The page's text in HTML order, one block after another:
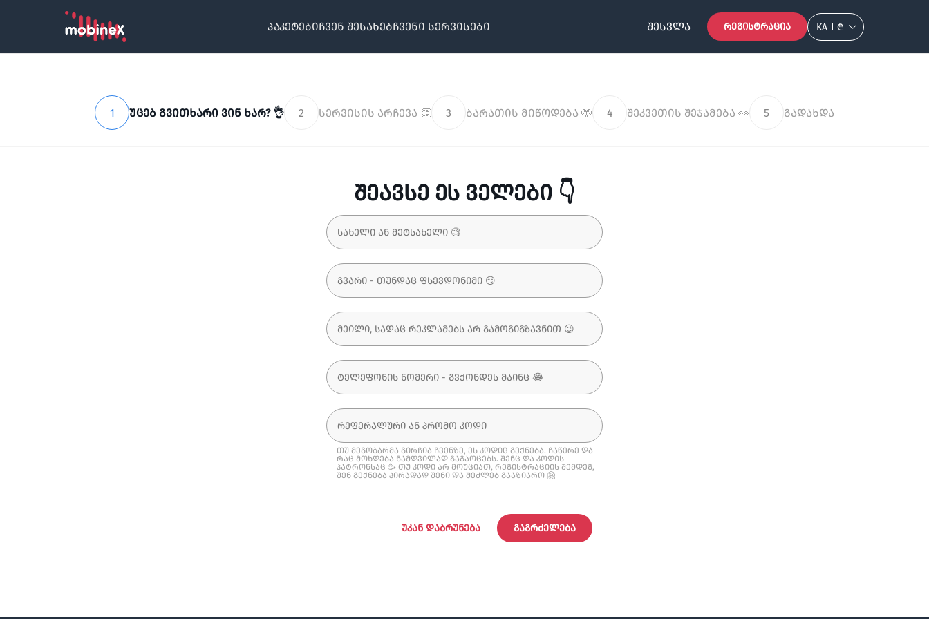
პაკეტებიჩვენ შესახებჩვენი სერვისები ᲨᲔᲡᲕᲚᲐ ᲠᲔᲒᲘᲡᲢᲠᲐᲪᲘᲐ KA ₾
1 უცებ გვითხარი ვინ ხარ? 👌 2 სერვისის არჩევა 👏 3 ბარათის მიწოდება 🤲 4 შეკვეთის შეჯამება 👀 5 გადახდა
შეავსე ეს ველები 👇
თუ მეგობარმა გირჩია ჩვენზე, ეს კოდიც გექნება. ჩაწერე და
რაც მოხდება ნამდვილად გაგაოცებს. შენც და კოდის
პატრონსაც 🥳 თუ კოდი არ მოუციათ, რეგისტრაციის შემდეგ,
შენ გექნება პირადად შენი და შეძლებ გააზიარო 🤗
ᲣᲙᲐᲜ ᲓᲐᲑᲠᲣᲜᲔᲑᲐ ᲒᲐᲒᲠᲫᲔᲚᲔᲑᲐ